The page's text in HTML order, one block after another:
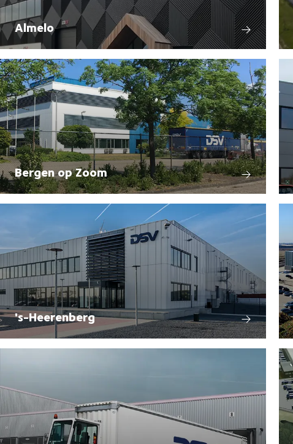
Almelo
Bergen op Zoom
's-Heerenberg